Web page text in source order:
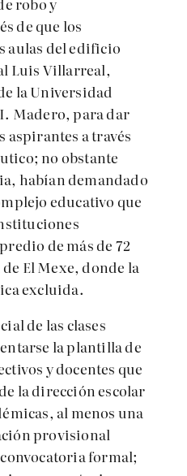
de que los
aulas del edificio
Luis Villarreal,
la Universidad
Madero, para dar
aspirantes a través
no obstante
habían demandado
educativo que
de más de 72
El Mexe, donde la
excluida.
de las clases
la plantilla de
y docentes que
la dirección escolar
al menos una
provisional
formal;